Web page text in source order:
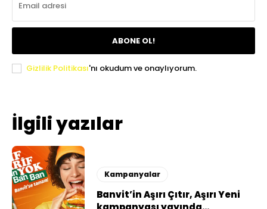
ABONE OL!
Gizlilik Politikası'nı okudum ve onaylıyorum.
İlgili yazılar
Kampanyalar
Banvit’in Aşırı Çıtır, Aşırı Yeni